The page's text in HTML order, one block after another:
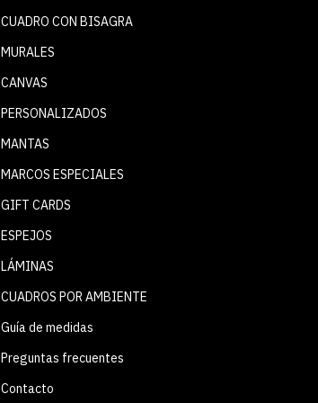
CUADRO CON BISAGRA
MURALES
CANVAS
PERSONALIZADOS
MANTAS
MARCOS ESPECIALES
GIFT CARDS
ESPEJOS
LÁMINAS
CUADROS POR AMBIENTE
Guía de medidas
Preguntas frecuentes
Contacto